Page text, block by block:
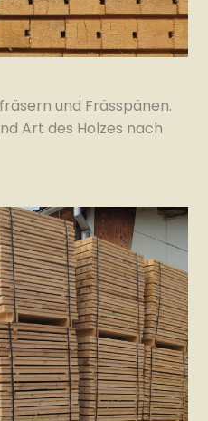
und Frässpänen.
Art des Holzes nach